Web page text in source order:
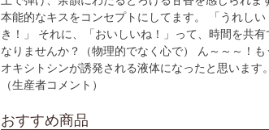
本能的なキスをコンセプトにしてます。 「うれし
き！」 それに、「おいしいね！」って、時間を共
なりませんか？（物理的でなく心で） ん～～～！
オキシトシンが誘発される液体になったと思います。
（生産者コメント）
おすすめ商品